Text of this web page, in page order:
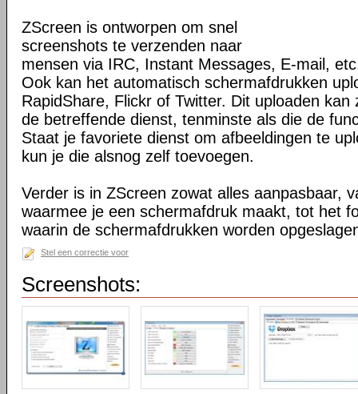
ZScreen is ontworpen om snel
screenshots te verzenden naar
mensen via IRC, Instant Messages, E-mail,
Ook kan het automatisch schermafdrukken
RapidShare, Flickr of Twitter. Dit uploaden
de betreffende dienst, tenminste als die de
Staat je favoriete dienst om afbeeldingen te
kun je die alsnog zelf toevoegen.
Verder is in ZScreen zowat alles aanpasbaar,
waarmee je een schermafdruk maakt, tot het
waarin de schermafdrukken worden
Stel een correctie voor
Screenshots: